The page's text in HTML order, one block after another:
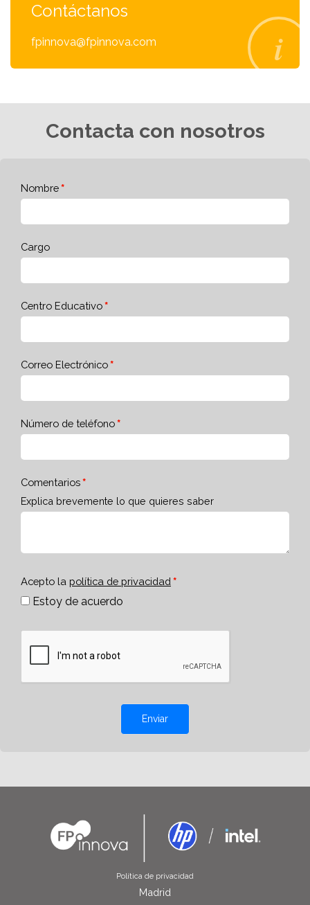
Contáctanos
fpinnova@fpinnova.com
Contacta con nosotros
Nombre
Cargo
Centro Educativo
Correo Electrónico
Número de teléfono
Comentarios
Explica brevemente lo que quieres saber
Acepto la política de privacidad
Estoy de acuerdo
Enviar
Política de privacidad
Madrid